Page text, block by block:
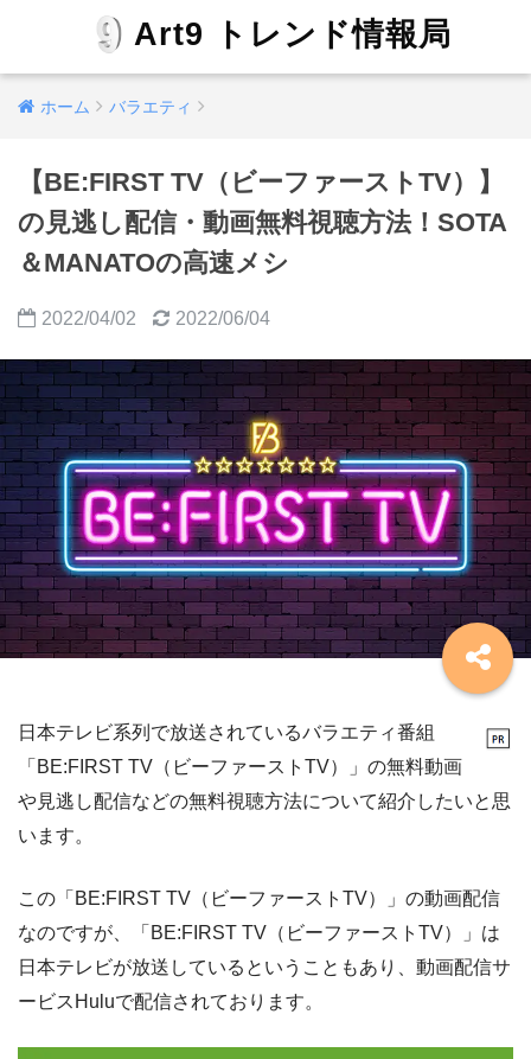
Art9 トレンド情報局
ホーム バラエティ
【BE:FIRST TV（ビーファーストTV）】
の見逃し配信・動画無料視聴方法！SOTA
＆MANATOの高速メシ
2022/04/02 2022/06/04
日本テレビ系列で放送されているバラエティ番組
「BE:FIRST TV（ビーファーストTV）」の無料動画
や見逃し配信などの無料視聴方法について紹介したいと思
います。
この「BE:FIRST TV（ビーファーストTV）」の動画配信
なのですが、「BE:FIRST TV（ビーファーストTV）」は
日本テレビが放送しているということもあり、動画配信サ
ービスHuluで配信されております。